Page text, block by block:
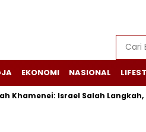
EKONOMI NASIONAL
Israel Salah Langkah, Iran